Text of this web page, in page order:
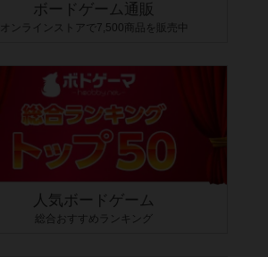
ボードゲーム通販
オンラインストアで7,500商品を販売中
人気ボードゲーム
総合おすすめランキング